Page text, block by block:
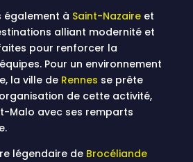
également à Saint-Nazaireet
alliant modernité et
pour renforcer la
Pour un environnement
la ville de Rennes se prête
de cette activité,
Malo avec ses remparts
légendaire de Brocéliande